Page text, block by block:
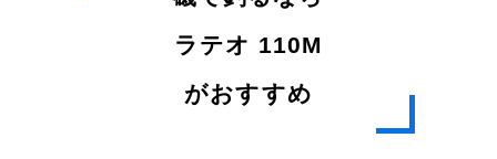
ラテオ 110M
がおすすめ